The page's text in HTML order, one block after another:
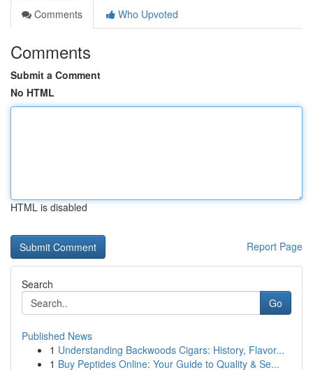
Comments
Who Upvoted
Comments
Submit a Comment
No HTML
HTML is disabled
Report Page
Search
Go
Published News
1 Understanding Backwoods Cigars: History, Flavor...
1 Buy Peptides Online: Your Guide to Quality & Se...